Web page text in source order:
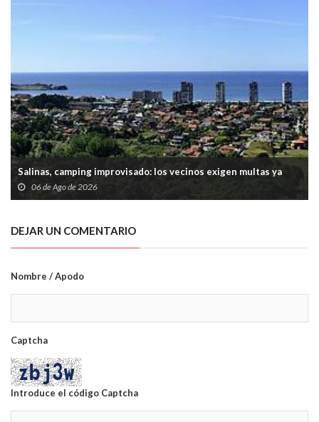
Salinas, camping improvisado: los vecinos exigen multas ya
06 de Ago de 2026
DEJAR UN COMENTARIO
Nombre / Apodo
Captcha
Introduce el código Captcha